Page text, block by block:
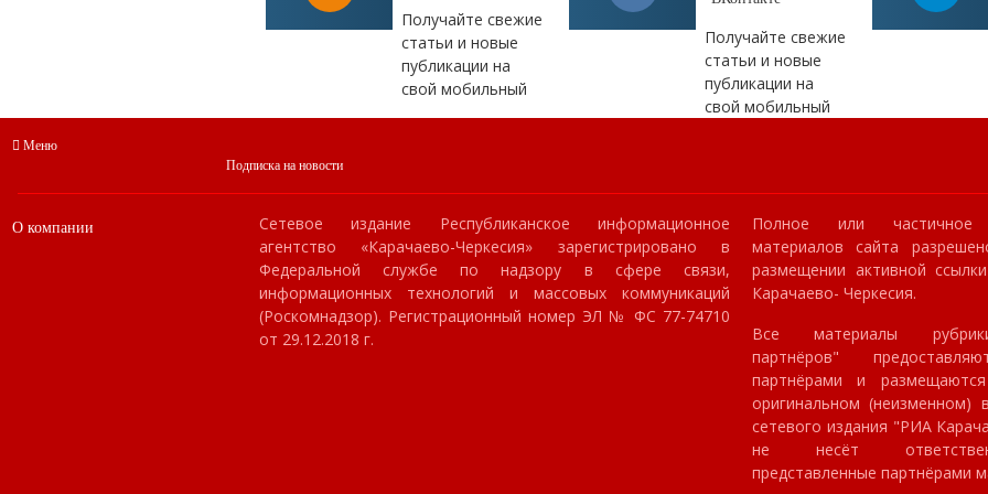
Получайте свежие
статьи и новые
публикации на
свой мобильный
Получайте свежие
статьи и новые
публикации на
свой мобильный
Меню
Подписка на новости
О компании
Сетевое издание Республиканское информационное
агентство «Карачаево-Черкесия» зарегистрировано в
Федеральной службе по надзору в сфере связи,
информационных технологий и массовых коммуникаций
(Роскомнадзор). Регистрационный номер ЭЛ № ФС 77-74710
от 29.12.2018 г.
Полное или частичное
материалов сайта
размещении активной
Карачаево- Черкесия.
Все материалы
партнёров"
партнёрами и
оригинальном (неизменном)
сетевого издания "РИА
не несёт
представленные партнёрами